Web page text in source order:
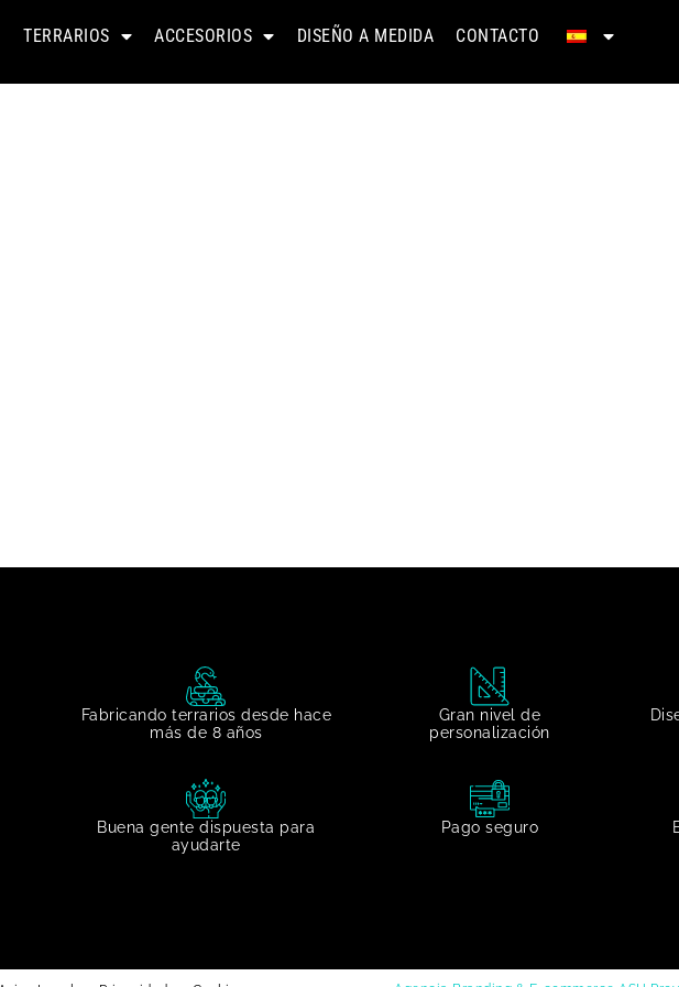
TERRARIOS ACCESORIOS DISEÑO A MEDIDA CONTACTO
Fabricando terrarios desde hace
más de 8 años
Gran nivel de
personalización​
Buena gente dispuesta para
ayudarte​
Pago seguro